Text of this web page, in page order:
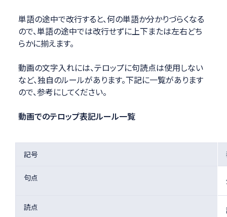
単語の途中で改行すると、何の単語か分かりづらくなる
ので、単語の途中では改行せずに上下または左右どち
らかに揃えます。
動画の文字入れには、テロップに句読点は使用しない
など、独自のルールがあります。下記に一覧があります
ので、参考にしてください。
動画でのテロップ表記ルール一覧
記号
句点
読点